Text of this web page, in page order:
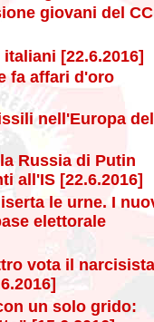
giovani del
[22.6.2016]
fa affari d'oro
nell'Europa
Russia di Putin
all'IS [22.6.2016]
le urne. I
elettorale
vota il
un solo grido: